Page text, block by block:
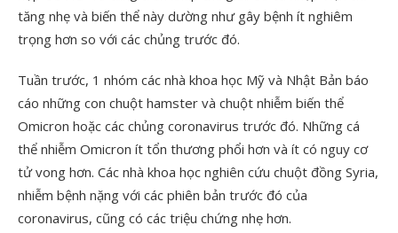
tăng nhẹ và biến thể này dường như gây bệnh ít nghiêm
trọng hơn so với các chủng trước đó.
Tuần trước, 1 nhóm các nhà khoa học Mỹ và Nhật Bản báo
cáo những con chuột hamster và chuột nhiễm biến thể
Omicron hoặc các chủng coronavirus trước đó. Những cá
thể nhiễm Omicron ít tổn thương phổi hơn và ít có nguy cơ
tử vong hơn. Các nhà khoa học nghiên cứu chuột đồng Syria,
nhiễm bệnh nặng với các phiên bản trước đó của
coronavirus, cũng có các triệu chứng nhẹ hơn.